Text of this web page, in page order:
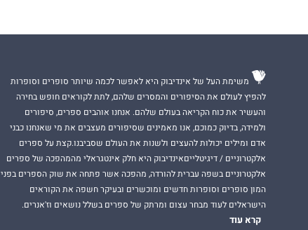
משימת העל של אינדיבוק היא לאפשר לכמה שיותר סופרים וסופרות
להפיץ לעולם את הסיפורים והמסרים שלהם, לתת לקוראים חופש בחירה
והעשיר את כוח הקריאה בעולם שלהם. אנחנו אוהבים ספרים, סיפורים
ולמידה, בדיוק כמוכם, אנו מאמינים שסיפורים מעצבים את מי שאנחנו כבני
אדם ומילים יכולות להעצים ולשנות את העולם שסביבנו.קצת על ספרים
אלקטרוניים / דיגיטלייםאינדיבוק היא חלק אינטגראלי מהמהפכה של ספרים
אלקטרוניים בשפה עברית להורדה, מהפכה אשר פתחה את שוק הספרים בפני
המון סופרים וסופרות חדשים ומוכשרים ובעיקר חשפה את הקוראים
הישראלים לעוד מבחר עצום ומרתק של ספרים בשלל נושאים וז'אנרים.
קרא עוד